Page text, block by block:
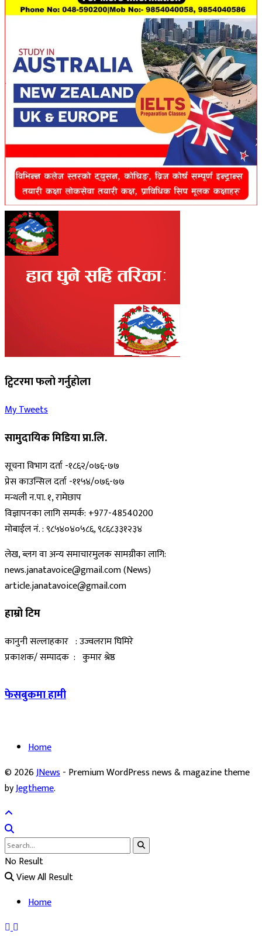
ट्विटरमा फलो गर्नुहोला
My Tweets
सामुदायिक मिडिया प्रा.लि.
सूचना विभाग दर्ता -१८६२/०७६-७७
प्रेस काउन्सिल दर्ता -११५४/०७६-७७
मन्थली न.पा. १, रामेछाप
विज्ञापनका लागि सम्पर्क: +977-48540200
मोबाईल नं. : ९८५४०४०५८६, ९८६८३३१२३४
लेख, ब्लग वा अन्य समाचारमुलक सामग्रीका लागि:
news.janatavoice@gmail.com (News)
article.janatavoice@gmail.com
हाम्रो टिम
कानुनी सल्लाहकार : उज्वलराम घिमिरे
प्रकाशक/ सम्पादक : कुमार श्रेष्ठ
फेसबुकमा हामी
Home
© 2026JNews- Premium WordPress news & magazine theme
byJegtheme.
No Result
View All Result
Home